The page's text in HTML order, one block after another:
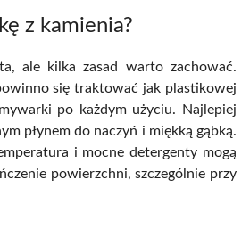
z kamienia?
ale kilka zasad warto zachować.
się traktować jak plastikowej
po każdym użyciu. Najlepiej
płynem do naczyń i miękką gąbką.
i mocne detergenty mogą
powierzchni, szczególnie przy